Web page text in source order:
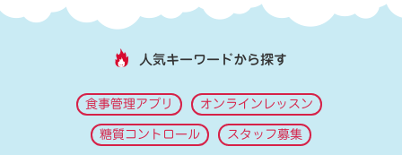
人気キーワードから探す
食事管理アプリ オンラインレッスン
糖質コントロール スタッフ募集